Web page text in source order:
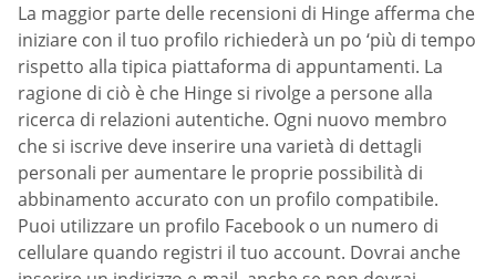
La maggior parte delle recensioni di Hinge afferma che
iniziare con il tuo profilo richiederà un po ‘più di tempo
rispetto alla tipica piattaforma di appuntamenti. La
ragione di ciò è che Hinge si rivolge a persone alla
ricerca di relazioni autentiche. Ogni nuovo membro
che si iscrive deve inserire una varietà di dettagli
personali per aumentare le proprie possibilità di
abbinamento accurato con un profilo compatibile.
Puoi utilizzare un profilo Facebook o un numero di
cellulare quando registri il tuo account. Dovrai anche